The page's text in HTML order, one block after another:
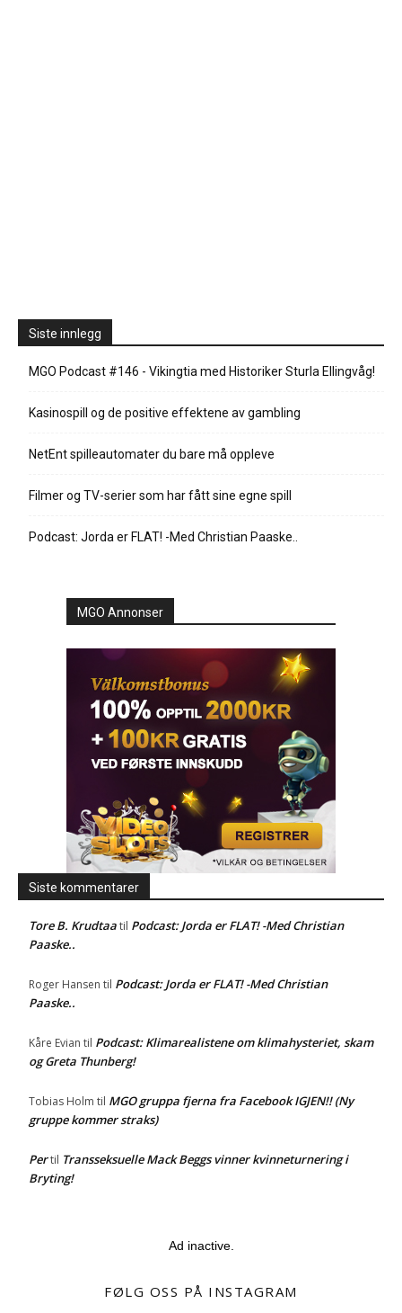
Siste innlegg
MGO Podcast #146 - Vikingtia med Historiker Sturla Ellingvåg!
Kasinospill og de positive effektene av gambling
NetEnt spilleautomater du bare må oppleve
Filmer og TV-serier som har fått sine egne spill
Podcast: Jorda er FLAT! -Med Christian Paaske..
MGO Annonser
Siste kommentarer
Tore B. Krudtaatil Podcast: Jorda er FLAT! -Med Christian
Paaske..
Roger Hansen til Podcast: Jorda er FLAT! -Med Christian
Paaske..
Kåre Evian til Podcast: Klimarealistene om klimahysteriet, skam
og Greta Thunberg!
Tobias Holm til MGO gruppa fjerna fra Facebook IGJEN!! (Ny
gruppe kommer straks)
Pertil Transseksuelle Mack Beggs vinner kvinneturnering i
Bryting!
Ad inactive.
FØLG OSS PÅ INSTAGRAM